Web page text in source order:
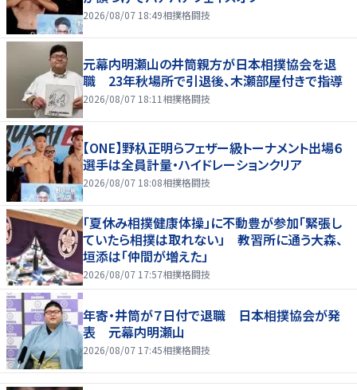
2026/08/07 18:49相撲格闘技
元幕内明瀬山の井筒親方が日本相撲協会を退
職 23年秋場所で引退後、木瀬部屋付きで指導
2026/08/07 18:11 相撲格闘技
【ONE】野杁正明らフェザー級トーナメント出場６
選手は全員計量・ハイドレーションクリア
2026/08/07 18:08相撲格闘技
「夏休み相撲健康体操」に不動豊が参加「緊張し
ていたら相撲は取れない」 教習所に通う大森、
垣添は「仲間が増えた」
2026/08/07 17:57相撲格闘技
年寄・井筒が７日付で退職 日本相撲協会が発
表 元幕内明瀬山
2026/08/07 17:45相撲格闘技